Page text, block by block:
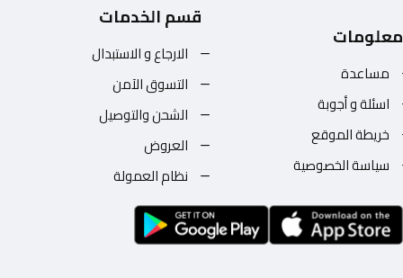
معلومات
مساعدة
اسئلة و أجوبة
خريطة الموقع
سياسة الخصوصية
قسم الخدمات
الارجاع و الاستبدال
التسوق الآمن
الشحن والتوصيل
العروض
نظام العمولة